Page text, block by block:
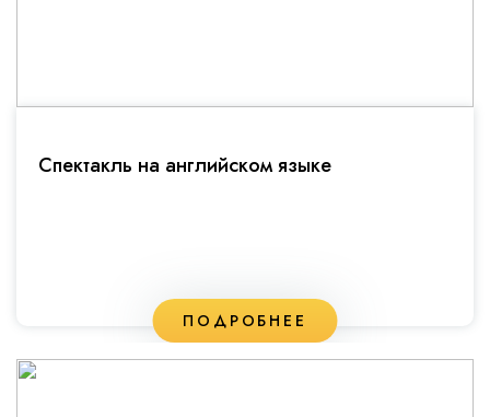
Спектакль на английском языке
ПОДРОБНЕЕ